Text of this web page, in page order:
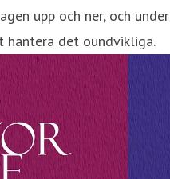
upp och ner, och under
hantera det oundvikliga.